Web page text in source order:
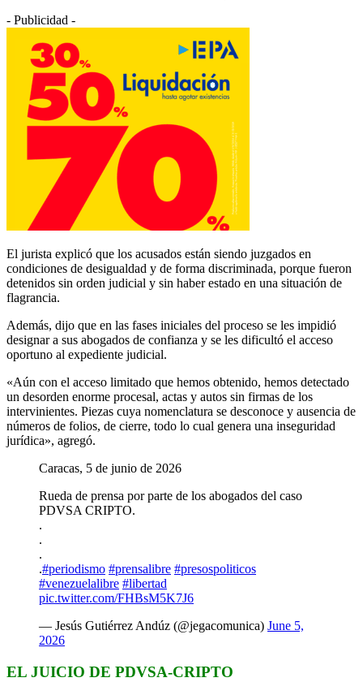
- Publicidad -
El jurista explicó que los acusados están siendo juzgados en
condiciones de desigualdad y de forma discriminada, porque fueron
detenidos sin orden judicial y sin haber estado en una situación de
flagrancia.
Además, dijo que en las fases iniciales del proceso se les impidió
designar a sus abogados de confianza y se les dificultó el acceso
oportuno al expediente judicial.
«Aún con el acceso limitado que hemos obtenido, hemos detectado
un desorden enorme procesal, actas y autos sin firmas de los
intervinientes. Piezas cuya nomenclatura se desconoce y ausencia de
números de folios, de cierre, todo lo cual genera una inseguridad
jurídica», agregó.
Caracas, 5 de junio de 2026
Rueda de prensa por parte de los abogados del caso
PDVSA CRIPTO.
.
.
.
.#periodismo #prensalibre #presospoliticos
#venezuelalibre #libertad
pic.twitter.com/FHBsM5K7J6
— Jesús Gutiérrez Andúz (@jegacomunica) June 5,
2026
EL JUICIO DE PDVSA-CRIPTO